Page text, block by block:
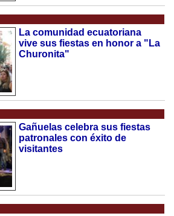
La comunidad ecuatoriana
vive sus fiestas en honor a "La
Churonita"
Gañuelas celebra sus fiestas
patronales con éxito de
visitantes